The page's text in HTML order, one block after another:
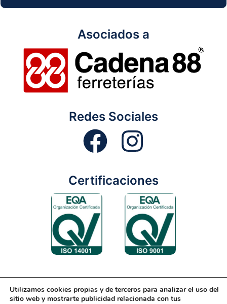
Asociados a
Redes Sociales
Certificaciones
Aviso Legal Condiciones Generales Diseño Web
Utilizamos cookies propias y de terceros para analizar el uso del
sitio web y mostrarte publicidad relacionada con tus